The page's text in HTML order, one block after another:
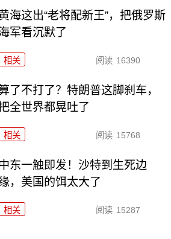
海这出“老将配新王”，把俄罗斯
军看沉默了
相关 阅读 16390
了不打了？特朗普这脚刹车，
全世界都晃吐了
相关 阅读 15768
东一触即发！沙特到生死边
，美国的饵太大了
相关 阅读 15287